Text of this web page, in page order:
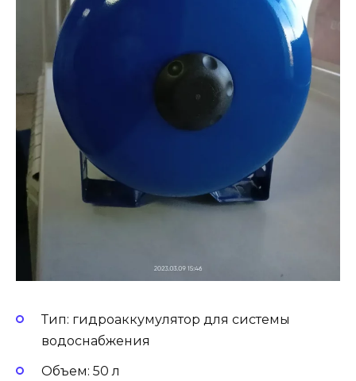
Тип: гидроаккумулятор для системы
водоснабжения
Объем: 50 л